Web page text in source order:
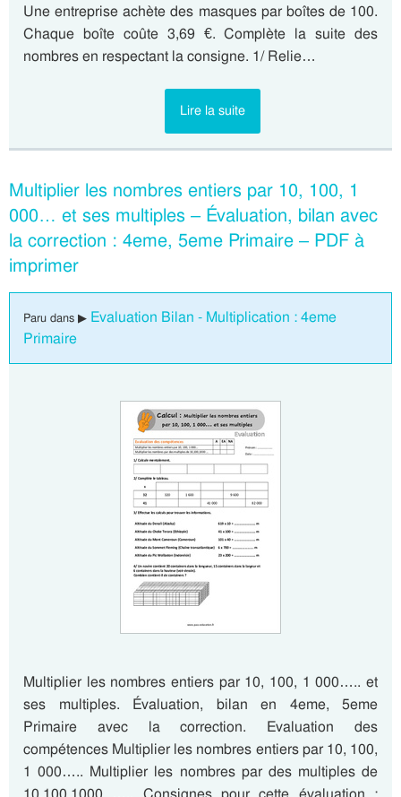
Une entreprise achète des masques par boîtes de 100.
Chaque boîte coûte 3,69 €. Complète la suite des
nombres en respectant la consigne. 1/ Relie…
Lire la suite
Multiplier les nombres entiers par 10, 100, 1
000… et ses multiples – Évaluation, bilan avec
la correction : 4eme, 5eme Primaire – PDF à
imprimer
Paru dans ▶ Evaluation Bilan - Multiplication : 4eme
Primaire
Multiplier les nombres entiers par 10, 100, 1 000….. et
ses multiples. Évaluation, bilan en 4eme, 5eme
Primaire avec la correction. Evaluation des
compétences Multiplier les nombres entiers par 10, 100,
1 000….. Multiplier les nombres par des multiples de